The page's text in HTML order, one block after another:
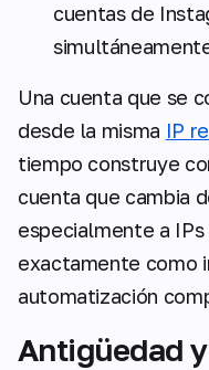
cuentas de
Una cuenta que se
desde la misma IP
tiempo construye
cuenta que cambia
especialmente a
exactamente como
automatización
Antigüedad